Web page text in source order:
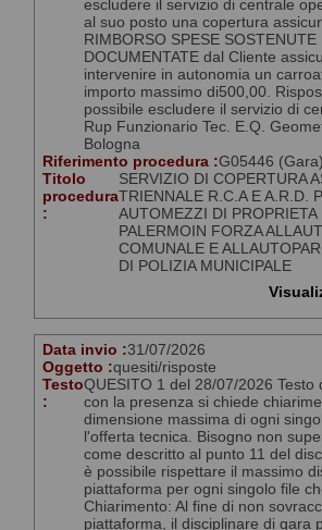
escludere il servizio di centrale
al suo posto una copertura
RIMBORSO SPESE SOSTENUTE
DOCUMENTATE dal Cliente
intervenire in autonomia un
importo massimo di500,00.
possibile escludere il servizio di
Rup Funzionario Tec. E.Q.
Bologna
Riferimento procedura :G05446 (Gara)
Titolo
procedura
:
SERVIZIO DI COPERTURA
TRIENNALE R.C.A E A.R.D.
AUTOMEZZI DI PROPRIETA
PALERMOIN FORZA
COMUNALE E
DI POLIZIA MUNICIPALE
Data invio :31/07/2026
Oggetto :quesiti/risposte
Testo
:
QUESITO 1 del 28/07/2026 Testo
con la presenza si chiede
dimensione massima di ogni
l'offerta tecnica. Bisogno non
come descritto al punto 11 del
è possibile rispettare il massimo
piattaforma per ogni singolo file
Chiarimento: Al fine di non
piattaforma, il disciplinare di gara